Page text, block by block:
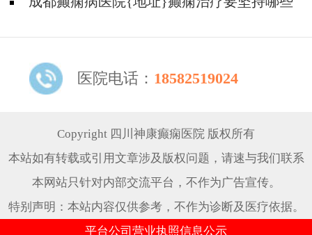
医院电话： 18582519024
Copyright 四川神康癫痫医院 版权所有
本站如有转载或引用文章涉及版权问题，请速与我们联系
本网站只针对内部交流平台，不作为广告宣传。
特别声明：本站内容仅供参考，不作为诊断及医疗依据。
平台公司营业执照信息公示